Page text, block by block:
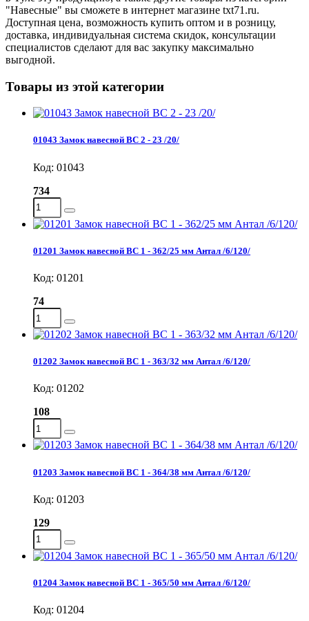
"Навесные" вы сможете в интернет магазине txt71.ru.
Доступная цена, возможность купить оптом и в розницу,
доставка, индивидуальная система скидок, консультации
специалистов сделают для вас закупку максимально
выгодной.
Товары из этой категории
01043 Замок навесной ВС 2 - 23 /20/
Код: 01043
734
01201 Замок навесной ВС 1 - 362/25 мм Антал /6/120/
Код: 01201
74
01202 Замок навесной ВС 1 - 363/32 мм Антал /6/120/
Код: 01202
108
01203 Замок навесной ВС 1 - 364/38 мм Антал /6/120/
Код: 01203
129
01204 Замок навесной ВС 1 - 365/50 мм Антал /6/120/
Код: 01204